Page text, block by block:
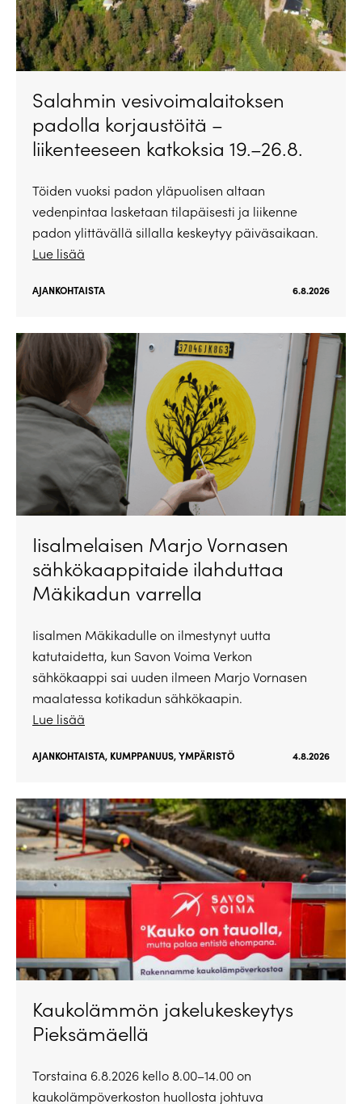
Salahmin vesivoimalaitoksen
padolla korjaustöitä –
liikenteeseen katkoksia 19.–26.8.
Töiden vuoksi padon yläpuolisen altaan
vedenpintaa lasketaan tilapäisesti ja liikenne
padon ylittävällä sillalla keskeytyy päiväsaikaan.
Lue lisää
AJANKOHTAISTA 6.8.2026
Iisalmelaisen Marjo Vornasen
sähkökaappitaide ilahduttaa
Mäkikadun varrella
Iisalmen Mäkikadulle on ilmestynyt uutta
katutaidetta, kun Savon Voima Verkon
sähkökaappi sai uuden ilmeen Marjo Vornasen
maalatessa kotikadun sähkökaapin.
Lue lisää
AJANKOHTAISTA, KUMPPANUUS,YMPÄRISTÖ 4.8.2026
Kaukolämmön jakelukeskeytys
Pieksämäellä
Torstaina 6.8.2026 kello 8.00–14.00 on
kaukolämpöverkoston huollosta johtuva